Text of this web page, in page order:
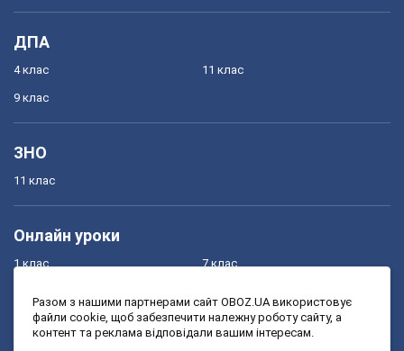
ДПА
4 клас
9 клас
11 клас
ЗНО
11 клас
Онлайн уроки
1 клас
3 клас
7 клас
9 клас
Разом з нашими партнерами сайт OBOZ.UA використовує
файли cookie, щоб забезпечити належну роботу сайту, а
контент та реклама відповідали вашим інтересам.